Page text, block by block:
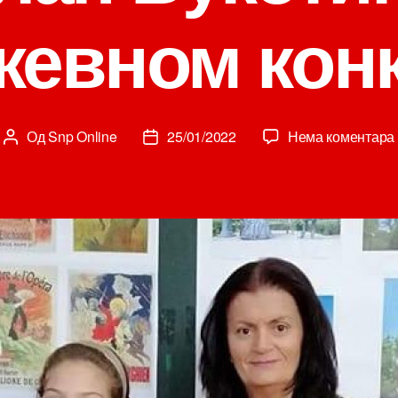
Аутор
ОдSnp Online
Датум
25/01/2022 Нема коментара